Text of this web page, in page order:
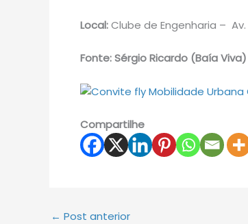
Local:Clube de Engenharia –
Fonte: Sérgio Ricardo (Baía Viva)
Compartilhe
← Post anterior